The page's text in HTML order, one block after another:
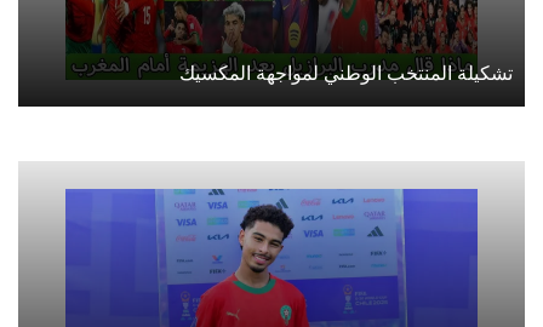
تشكيلة المنتخب الوطني لمواجهة المكسيك